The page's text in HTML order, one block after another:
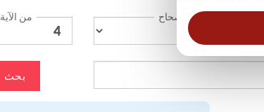
الإصحاح من الآية
بحث